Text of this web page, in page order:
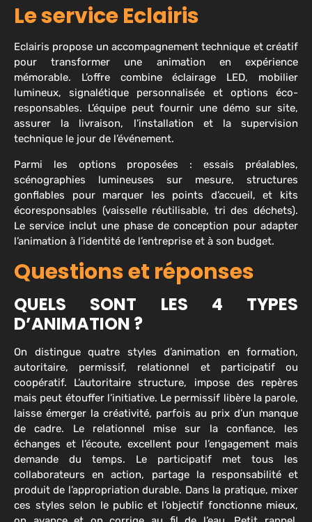
Le service Eclairis
Eclairis propose un accompagnement technique et créatif
pour transformer une animation en expérience
mémorable. L’offre combine éclairage LED, mobilier
lumineux, signalétique personnalisée et options éco-
responsables. L’équipe peut fournir une démo sur site,
assurer la livraison, l’installation et la supervision
technique le jour de l’événement.
Parmi les options proposées : essais préalables,
scénographies lumineuses sur mesure, structures
gonflables pour marquer les points d’accueil, et kits
écoresponsables (vaisselle réutilisable, tri des déchets).
Le service inclut une phase de conception pour adapter
l’animation à l’identité de l’entreprise et à son budget.
Questions et réponses
QUELS SONT LES 4 TYPES
D’ANIMATION ?
On distingue quatre styles d’animation en formation,
autoritaire, permissif, relationnel et participatif ou
coopératif. L’autoritaire structure, impose des repères
mais peut étouffer l’initiative. Le permissif libère la parole,
laisse émerger la créativité, parfois au prix d’un manque
de cadre. Le relationnel mise sur la confiance, les
échanges et l’écoute, excellent pour l’engagement mais
demande du temps. Le participatif met tous les
collaborateurs en action, partage la responsabilité et
produit de l’appropriation durable. Dans la pratique, mixer
ces styles selon le public et l’objectif fonctionne mieux,